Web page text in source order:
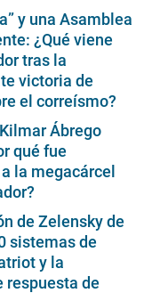
y una Asamblea
¿Qué viene
tras la
victoria de
el correísmo?
Ábrego
qué fue
la megacárcel
de Zelensky de
sistemas de
y la
respuesta de